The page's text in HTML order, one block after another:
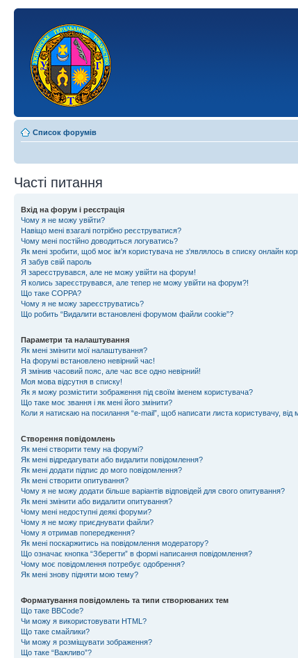
Список форумів
Часті питання
Вхід на форум і реєстрація
Чому я не можу увійти?
Навіщо мені взагалі потрібно реєструватися?
Чому мені постійно доводиться логуватись?
Як мені зробити, щоб моє ім'я користувача не з'являлось в списку онлайн
Я забув свій пароль
Я зареєструвався, але не можу увійти на форум!
Я колись зареєструвався, але тепер не можу увійти на форум?!
Що таке COPPA?
Чому я не можу зареєструватись?
Що робить “Видалити встановлені форумом файли cookie”?
Параметри та налаштування
Як мені змінити мої налаштування?
На форумі встановлено невірний час!
Я змінив часовий пояс, але час все одно невірний!
Моя мова відсутня в списку!
Як я можу розмістити зображення під своїм іменем користувача?
Що таке моє звання і як мені його змінити?
Коли я натискаю на посилання “e-mail”, щоб написати листа користувачу, від
Створення повідомлень
Як мені створити тему на форумі?
Як мені відредагувати або видалити повідомлення?
Як мені додати підпис до мого повідомлення?
Як мені створити опитування?
Чому я не можу додати більше варіантів відповідей для свого опитування?
Як мені змінити або видалити опитування?
Чому мені недоступні деякі форуми?
Чому я не можу приєднувати файли?
Чому я отримав попередження?
Як мені поскаржитись на повідомлення модератору?
Що означає кнопка “Зберегти” в формі написання повідомлення?
Чому моє повідомлення потребує одобрення?
Як мені знову підняти мою тему?
Форматування повідомлень та типи створюваних тем
Що таке BBCode?
Чи можу я використовувати HTML?
Що таке смайлики?
Чи можу я розміщувати зображення?
Що таке “Важливо”?